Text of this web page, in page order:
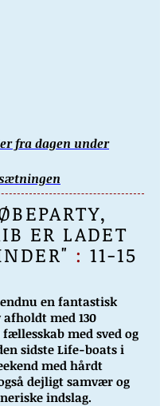
fra dagen under
ER LADET
: 11-15
en fantastisk
med 130
med sved og
sidste Life-boats i
med hårdt
dejligt samvær og
indslag.